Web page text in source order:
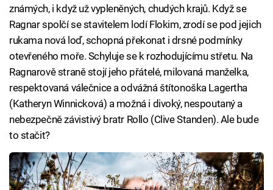
známých, i když už vypleněných, chudých krajů. Když se
Ragnar spolčí se stavitelem lodí Flokim, zrodí se pod jejich
rukama nová loď, schopná překonat i drsné podmínky
otevřeného moře. Schyluje se k rozhodujícímu střetu. Na
Ragnarově straně stojí jeho přátelé, milovaná manželka,
respektovaná válečnice a odvážná štítonoška Lagertha
(Katheryn Winnicková) a možná i divoký, nespoutaný a
nebezpečně závistivý bratr Rollo (Clive Standen). Ale bude
to stačit?